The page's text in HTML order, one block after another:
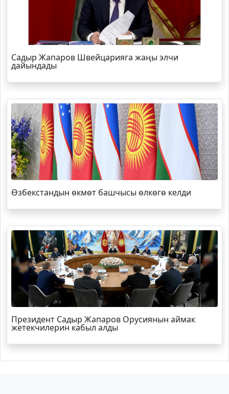
Садыр Жапаров Швейцарияга жаңы элчи
дайындады
Өзбекстандын өкмөт башчысы өлкөгө келди
Президент Садыр Жапаров Орусиянын аймак
жетекчилерин кабыл алды